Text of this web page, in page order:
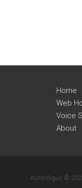
Home
Web
Voice
About
Autoriõigus ©